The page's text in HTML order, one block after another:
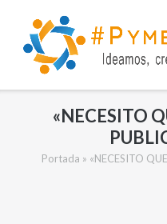
contenido
«NECESITO
Portada » «NECESITO